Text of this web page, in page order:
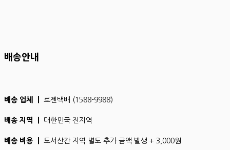
배송안내
배송 업체 ㅣ 로젠택배 (1588-9988)
배송 지역 ㅣ 대한민국 전지역
배송 비용 ㅣ 도서산간 지역 별도 추가 금액 발생 + 3,000원